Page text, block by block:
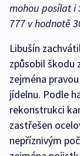
mohou posílat i
777 v hodnotě
Libušín
způsobil škodu
zejména
jídelnu. Podle
rekonstrukci
zastřešen
nepříznivým